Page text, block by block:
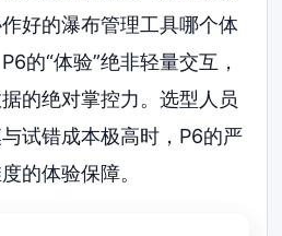
好的瀑布管理工具哪个体
的“体验”绝非轻量交互，
的绝对掌控力。选型人员
试错成本极高时，P6的严
的体验保障。